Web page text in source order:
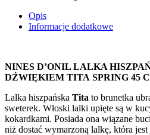
Opis
Informacje dodatkowe
NINES D’ONIL LALKA
DŹWIĘKIEM TITA SPRING 45
Lalka hiszpańska Tita to brunetka
sweterek. Włoski lalki upięte są w
kokardkami. Posiada ona wiązane
niż dostać wymarzoną lalkę, która